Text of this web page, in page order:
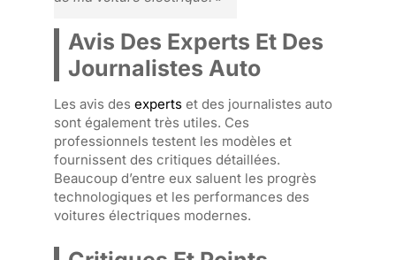
Avis Des Experts Et Des
Journalistes Auto
Les avis des expertset des journalistes auto
sont également très utiles. Ces
professionnels testent les modèles et
fournissent des critiques détaillées.
Beaucoup d’entre eux saluent les progrès
technologiques et les performances des
voitures électriques modernes.